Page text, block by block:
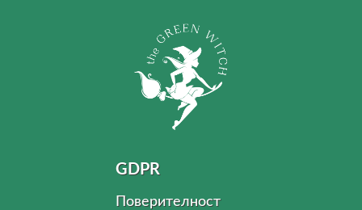
GDPR
Поверителност